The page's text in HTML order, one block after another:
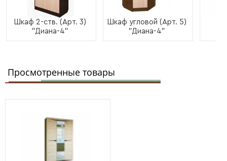
Шкаф 2-ств. (Арт. 3)
"Диана-4"
Шкаф угловой (Арт. 5)
"Диана-4"
Просмотренные товары